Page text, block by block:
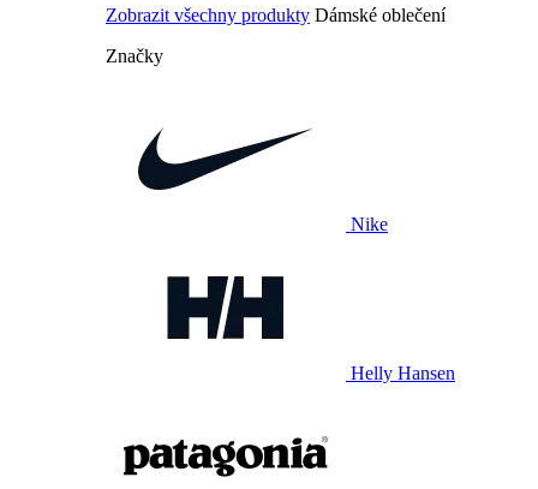
Zobrazit všechny produkty Dámské oblečení
Značky
Nike
Helly Hansen